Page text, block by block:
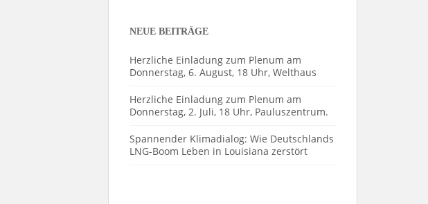
NEUE BEITRÄGE
Herzliche Einladung zum Plenum am
Donnerstag, 6. August, 18 Uhr, Welthaus
Herzliche Einladung zum Plenum am
Donnerstag, 2. Juli, 18 Uhr, Pauluszentrum.
Spannender Klimadialog: Wie Deutschlands
LNG-Boom Leben in Louisiana zerstört